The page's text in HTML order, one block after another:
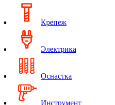
Крепеж
Электрика
Оснастка
Инструмент